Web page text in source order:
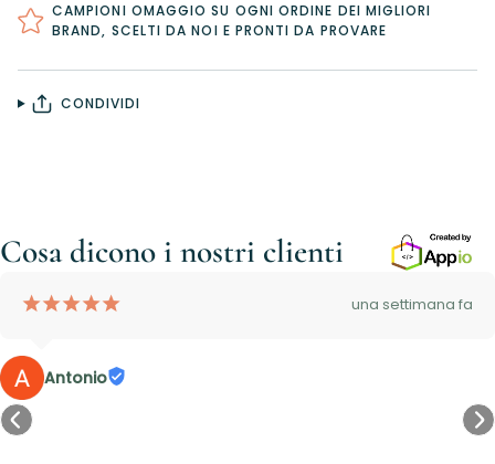
CAMPIONI OMAGGIO SU OGNI ORDINE DEI MIGLIORI
BRAND, SCELTI DA NOI E PRONTI DA PROVARE
CONDIVIDI
Cosa dicono i nostri clienti
¡¡¡¡¡ una settimana fa
Antonio